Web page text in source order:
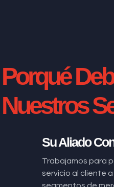
Porqué
Nuestros
Su Aliado
Trabajamos para
servicio al cliente